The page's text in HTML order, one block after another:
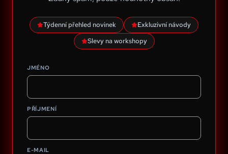
Týdenní přehled novinek
Exkluzivní návody
Slevy na workshopy
JMÉNO
PŘÍJMENÍ
E-MAIL